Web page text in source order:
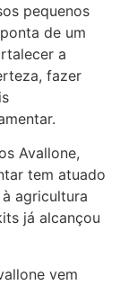
pequenos
de um
a
fazer
Avallone,
tem atuado
agricultura
já alcançou
vem